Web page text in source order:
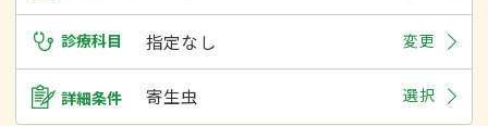
診療科目 指定なし 変更
詳細条件 寄生虫 選択